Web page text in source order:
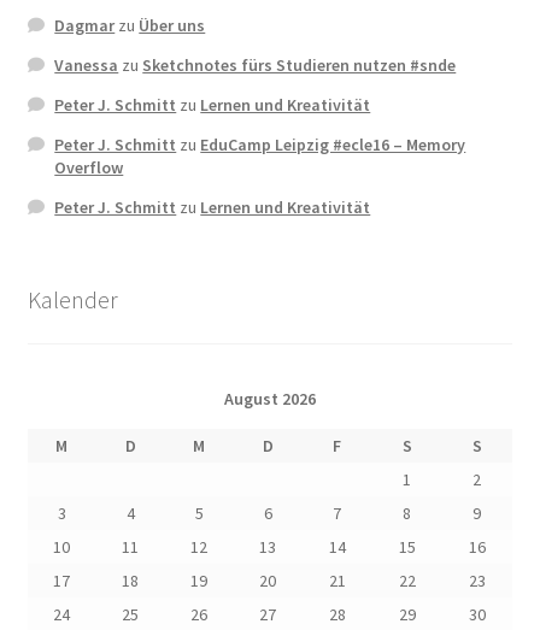
Dagmarzu Über uns
Vanessa zu Sketchnotes fürs Studieren nutzen #snde
Peter J. Schmitt zu Lernen und Kreativität
Peter J. Schmitt zu EduCamp Leipzig #ecle16 – Memory
Overflow
Peter J. Schmitt zu Lernen und Kreativität
Kalender
August 2026
M D M D F S
S
1
2
3
4 5 6 7 8
9
10
11 12 13 14 15
16
17
18 19 20 21 22
23
24
25 26 27 28 29
30